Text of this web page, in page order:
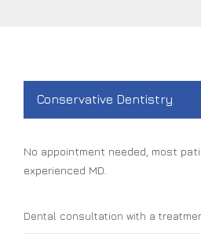
Conservative Dentistry
No appointment needed, most
experienced MD.
Dental consultation with a